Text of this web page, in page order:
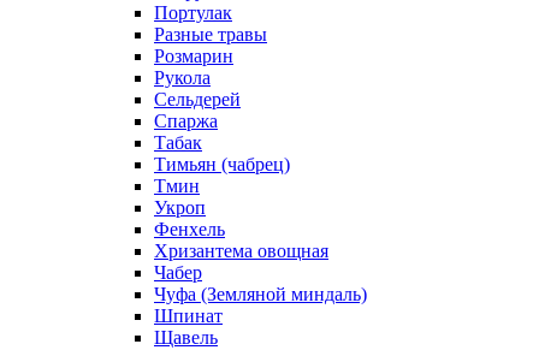
Портулак
Разные травы
Розмарин
Рукола
Сельдерей
Спаржа
Табак
Тимьян (чабрец)
Тмин
Укроп
Фенхель
Хризантема овощная
Чабер
Чуфа (Земляной миндаль)
Шпинат
Щавель